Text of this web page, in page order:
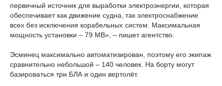
первичный источник для выработки электроэнергии, которая
обеспечивает как движение судна, так электроснабжение
всех без исключения корабельных систем. Максимальная
мощность установки – 79 МВ», – пишет агентство.
Эсминец максимально автоматизирован, поэтому его экипаж
сравнительно небольшой – 140 человек. На борту могут
базироваться три БЛА и один вертолёт.